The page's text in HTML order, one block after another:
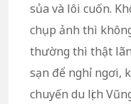
sủa và lôi cuốn.
chụp ảnh thì
thường thì thật
sạn để nghỉ ngơi,
chuyến du lịch